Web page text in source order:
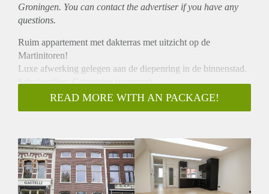
Groningen. You can contact the advertiser if you have any
questions.
Ruim appartement met dakterras met uitzicht op de
Martinitoren!
Luxe afwerking gelegen aan de diepenring in de binnenstad.
Schuitendiep, Groningen (centrum).
INDELING
Gezamenlijke entree naar hal met voordeur appartement en
voorzien van koelkast, kookplaat, oven en vaatwasser,
slaapkamer met badkamer en-suite voorzien van zwevend
toilet, inloopdouche en wastafelmeubel. De CV ketel en
wasmachine aansluiting is gelegen in de voormalige
READ MORE WITH AN PACKAGE!